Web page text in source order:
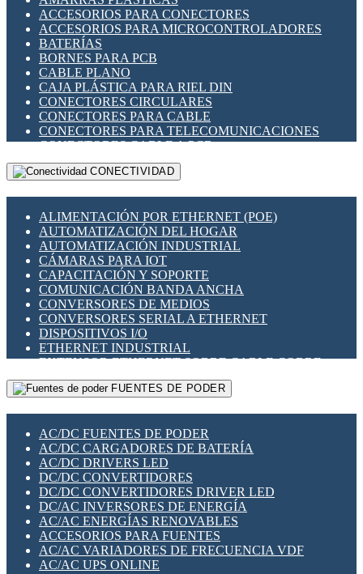
INDICADORES PARA PANEL
INTERFACES DE RELÉ
INTERRUPTORES FIN DE CARRERA
LLAVES CONMUTADORAS
MEDIDORES DE ENERGÍA Y TC'S DE CORRIENTE
MOTORES PASO A PASO
PANTALLAS HMI
PLC -CONTROLADORES LÓGICO PROGRAMABLES
PROGRAMADORES DE HORARIO
RELÉS DE PROTECCIÓN
SENSORES CAPACITIVOS
SENSORES INDUCTIVOS
TEMPORIZADORES
VARIACS
VARIADORES DE FRECUENCIA [VDF]
SECCIONADORES - INTERRUPTORES
MAQUINARIA
ACCESORIOS PARA CONECTORES
ACCESORIOS PARA MICROCONTROLADORES
BATERÍAS
BORNES PARA PCB
CABLE PLANO
CAJA PLÁSTICA PARA RIEL DIN
CONECTORES CIRCULARES
CONECTORES PARA CABLE
CONECTORES PARA TELECOMUNICACIONES
CONECTORES CABLE A PCB
CONECTORES PCB A CABLE
DIP SWITCHES
HERRAMIENTAS VARIAS
ILUMINACIÓN LED
INTERRUPTORES REED
INTERFACES DE RELÉ
OTROS RELÉS
PROTECCIÓN TÉRMICA
RELÉS AUTOMOTRICES
RELÉS DE SEÑAL
RELÉS DE ESTADO SÓLIDO SSR
RELÉS INDUSTRIALES
RELÉS MINIATURA DE POTENCIA
SENSORES MAGNÉTICOS
SWITCH Y MICROSWITCH
TARJETAS PI
UNIÓN Y DERIVACIÓN DE CABLE
CONECTIVIDAD
ALIMENTACIÓN POR ETHERNET (POE)
AUTOMATIZACIÓN DEL HOGAR
AUTOMATIZACIÓN INDUSTRIAL
CÁMARAS PARA IOT
CAPACITACIÓN Y SOPORTE
COMUNICACIÓN BANDA ANCHA
CONVERSORES DE MEDIOS
CONVERSORES SERIAL A ETHERNET
DISPOSITIVOS I/O
ETHERNET INDUSTRIAL
EXTENSOR ETHERNET SOBRE CABLE COBRE
GATEWAY LORAWAN
GESTIÓN DE REDES
PLACAS MODULARES IOT
SWITCHES Y REDES WIFI
SOLUCIONES IOT
SOLUCIONES LORAWAN
SOLUCIONES RED CELULAR
SEGURIDAD PARA REDES
SWITCHES LAN
TELEFONÍA IP (VOIP)
VIGILANCIA IP (CCTV)
MESHTASTIC
FUENTES DE PODER
AC/DC FUENTES DE PODER
AC/DC CARGADORES DE BATERÍA
AC/DC DRIVERS LED
DC/DC CONVERTIDORES
DC/DC CONVERTIDORES DRIVER LED
DC/AC INVERSORES DE ENERGÍA
AC/AC ENERGÍAS RENOVABLES
ACCESORIOS PARA FUENTES
AC/AC VARIADORES DE FRECUENCIA VDF
AC/AC UPS ONLINE